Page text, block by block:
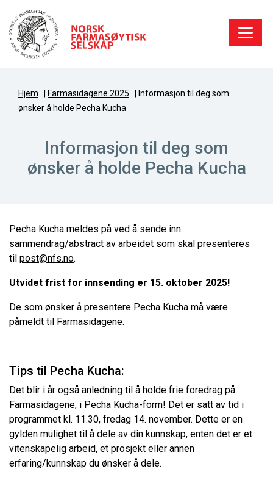
Hjem Farmasidagene 2025
Informasjon til deg som
ønsker å holde Pecha Kucha
Informasjon til deg som
ønsker å holde Pecha Kucha
Pecha Kucha meldes på ved å sende inn
sammendrag/abstract av arbeidet som skal presenteres
til post@nfs.no.
Utvidet frist for innsending er 15. oktober 2025!
De som ønsker å presentere Pecha Kucha må være
påmeldt til Farmasidagene.
Tips til Pecha Kucha:
Det blir i år også anledning til å holde frie foredrag på
Farmasidagene, i Pecha Kucha-form! Det er satt av tid i
programmet kl. 11.30, fredag 14. november. Dette er en
gylden mulighet til å dele av din kunnskap, enten det er et
vitenskapelig arbeid, et prosjekt eller annen
erfaring/kunnskap du ønsker å dele.